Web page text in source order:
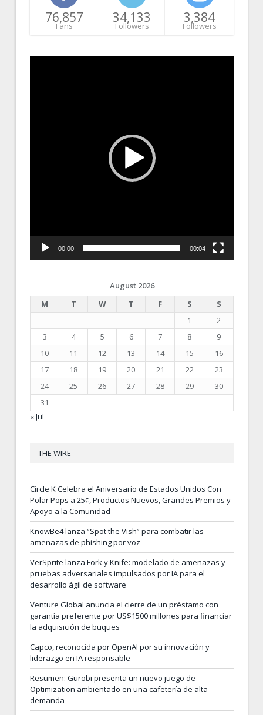
76,857
Fans
34,133
Followers
3,384
Followers
00:00 00:04
August 2026
M
T W T F S
S
1
2
3
4 5 6 7 8
9
10
11 12 13 14 15
16
17
18 19 20 21 22
23
24
25 26 27 28 29
30
31
« Jul
THE WIRE
Circle K Celebra el Aniversario de Estados Unidos Con
Polar Pops a 25¢, Productos Nuevos, Grandes Premios y
Apoyo a la Comunidad
KnowBe4 lanza “Spot the Vish” para combatir las
amenazas de phishing por voz
VerSprite lanza Fork y Knife: modelado de amenazas y
pruebas adversariales impulsados por IA para el
desarrollo ágil de software
Venture Global anuncia el cierre de un préstamo con
garantía preferente por US$1500 millones para financiar
la adquisición de buques
Capco, reconocida por OpenAI por su innovación y
liderazgo en IA responsable
Resumen: Gurobi presenta un nuevo juego de
Optimization ambientado en una cafetería de alta
demanda